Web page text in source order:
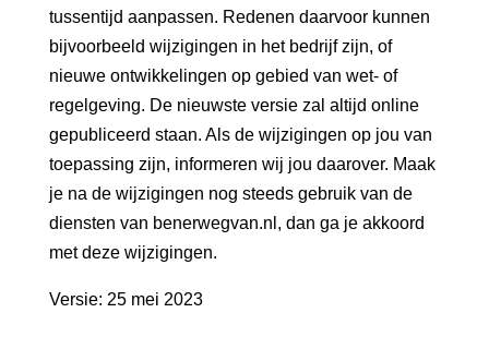
tussentijd aanpassen. Redenen daarvoor kunnen
bijvoorbeeld wijzigingen in het bedrijf zijn, of
nieuwe ontwikkelingen op gebied van wet- of
regelgeving. De nieuwste versie zal altijd online
gepubliceerd staan. Als de wijzigingen op jou van
toepassing zijn, informeren wij jou daarover. Maak
je na de wijzigingen nog steeds gebruik van de
diensten van benerwegvan.nl, dan ga je akkoord
met deze wijzigingen.
Versie: 25 mei 2023